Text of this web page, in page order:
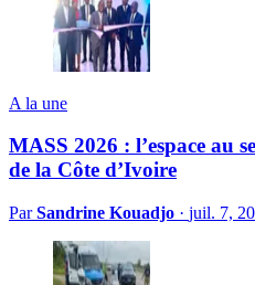
A la une
MASS 2026 : l’espace au
de la Côte d’Ivoire
ParSandrine Kouadjo · juil. 7,